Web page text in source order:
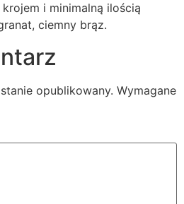
i minimalną ilością
ciemny brąz.
opublikowany. Wymagane